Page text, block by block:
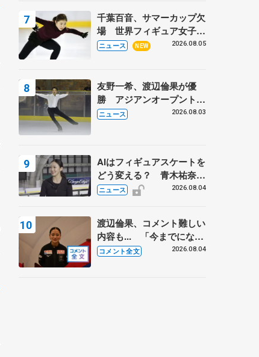
トロフィーフリー後】
千葉百音、サマーカップ欠
場 世界フィギュア女子2
位
ニュース NEW 2026.08.05
友野一希、渡辺倫果が優
勝 アジアンオープントロ
フィー
ニュース 2026.08.03
AIはフィギュアスケートを
どう変える？ 青木祐奈と
考える採点、トレーニング
ニュース 2026.08.04
渡辺倫果、コメント難しい
内容も... 「今までにない
くらい早めに仕上げられて
コメント全文 2026.08.04